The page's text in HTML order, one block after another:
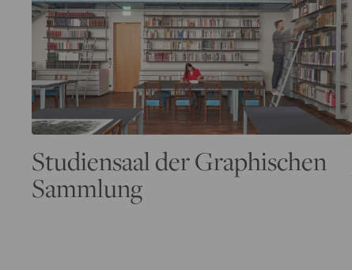
Studiensaal der Graphischen
Sammlung